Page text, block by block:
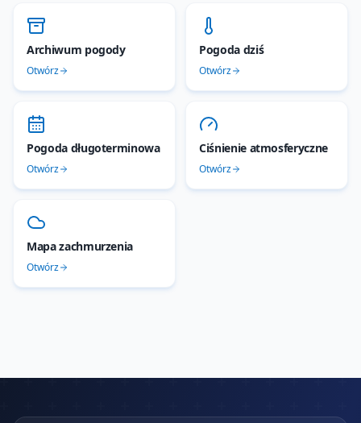
Archiwum pogody
Otwórz
Pogoda dziś
Otwórz
Pogoda długoterminowa
Otwórz
Ciśnienie atmosferyczne
Otwórz
Mapa zachmurzenia
Otwórz